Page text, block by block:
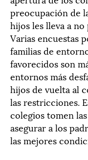
preocupación de
hijos les lleva a
Varias encuestas
familias de
favorecidos son
entornos más
hijos de vuelta al
las restricciones.
colegios tomen
asegurar a los
las mejores